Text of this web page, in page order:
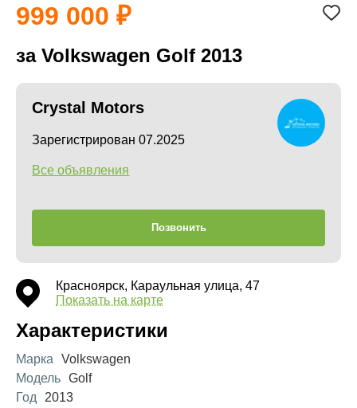
999 000
за Volkswagen Golf 2013
Crystal Motors
Зарегистрирован 07.2025
Все объявления
Позвонить
Красноярск, Караульная улица, 47
Показать на карте
Характеристики
Марка
Volkswagen
Модель Golf
Год
2013